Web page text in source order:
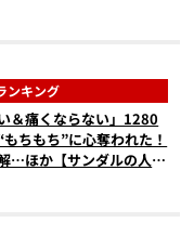
ンキング
＆痛くならない」1280
ちもち”に心奪われた！
…ほか【サンダルの人気
3】（2026年6月版）